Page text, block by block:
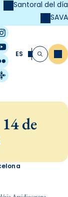
Santoral del día
SAVA
Estel
ES Buscar
de